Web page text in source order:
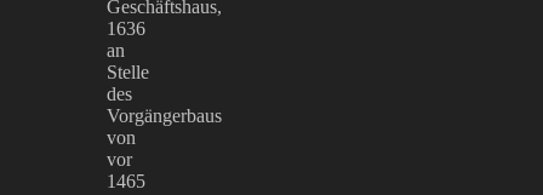
Geschäftshaus,
1636
an
Stelle
des
Vorgängerbaus
von
vor
1465